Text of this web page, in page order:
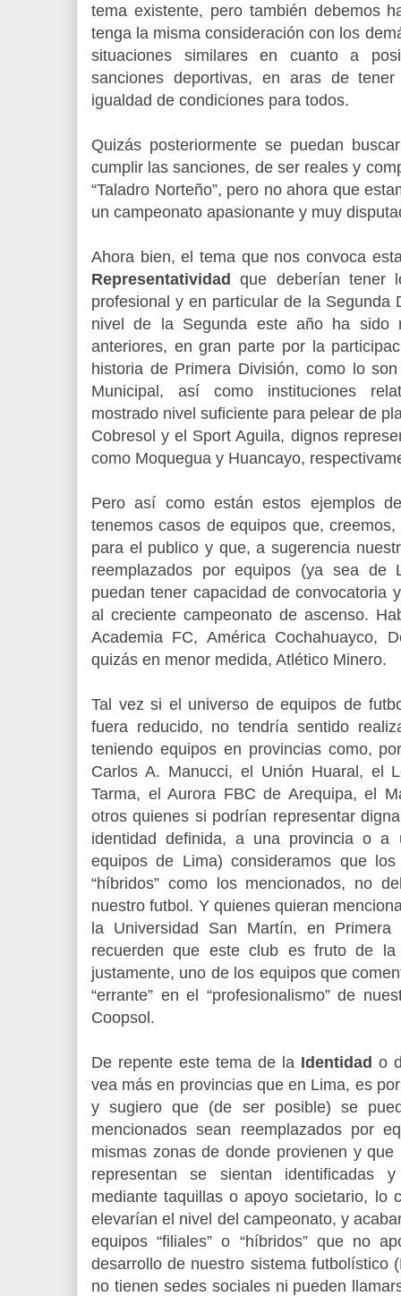
tema existente, pero también debemos
tenga la misma consideración con los
situaciones similares en cuanto a
sanciones deportivas, en aras de
igualdad de condiciones para todos.
Quizás posteriormente se puedan
cumplir las sanciones, de ser reales y
“Taladro Norteño”, pero no ahora que
un campeonato apasionante y muy
Ahora bien, el tema que nos convoca
Representatividad que deberían tener
profesional y en particular de la Segunda
nivel de la Segunda este año ha sido
anteriores, en gran parte por la
historia de Primera División, como lo
Municipal, así como instituciones
mostrado nivel suficiente para pelear de
Cobresol y el Sport Aguila, dignos
como Moquegua y Huancayo,
Pero así como están estos ejemplos
tenemos casos de equipos que,
para el publico y que, a sugerencia
reemplazados por equipos (ya sea
puedan tener capacidad de convocatoria
al creciente campeonato de ascenso.
Academia FC, América Cochahuayco,
quizás en menor medida, Atlético Minero.
Tal vez si el universo de equipos de
fuera reducido, no tendría sentido
teniendo equipos en provincias como,
Carlos A. Manucci, el Unión Huaral, el
Tarma, el Aurora FBC de Arequipa, el
otros quienes si podrían representar
identidad definida, a una provincia o
equipos de Lima) consideramos que
“híbridos” como los mencionados, no
nuestro futbol. Y quienes quieran
la Universidad San Martín, en
recuerden que este club es fruto de
justamente, uno de los equipos que
“errante” en el “profesionalismo” de
Coopsol.
De repente este tema de la Identidad o
vea más en provincias que en Lima, es
y sugiero que (de ser posible) se
mencionados sean reemplazados por
mismas zonas de donde provienen y
representan se sientan identificadas
mediante taquillas o apoyo societario, lo
elevarían el nivel del campeonato, y
equipos “filiales” o “híbridos” que no
desarrollo de nuestro sistema futbolístico
no tienen sedes sociales ni pueden